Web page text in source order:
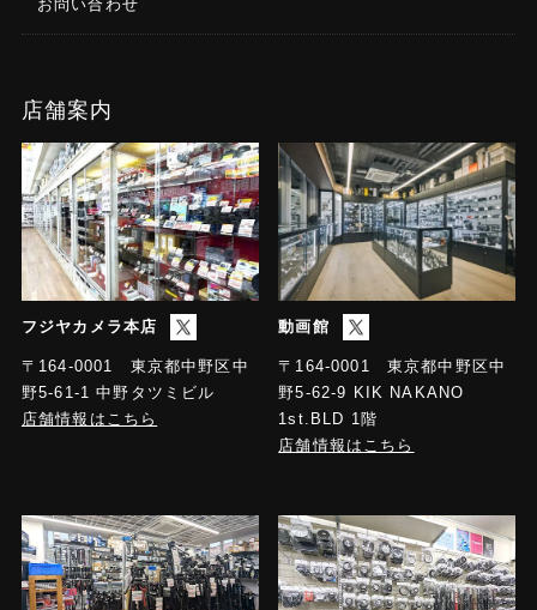
お問い合わせ
店舗案内
フジヤカメラ本店
〒164-0001 東京都中野区中
野5-61-1 中野タツミビル
店舗情報はこちら
動画館
〒164-0001 東京都中野区中
野5-62-9 KIK NAKANO
1st.BLD 1階
店舗情報はこちら